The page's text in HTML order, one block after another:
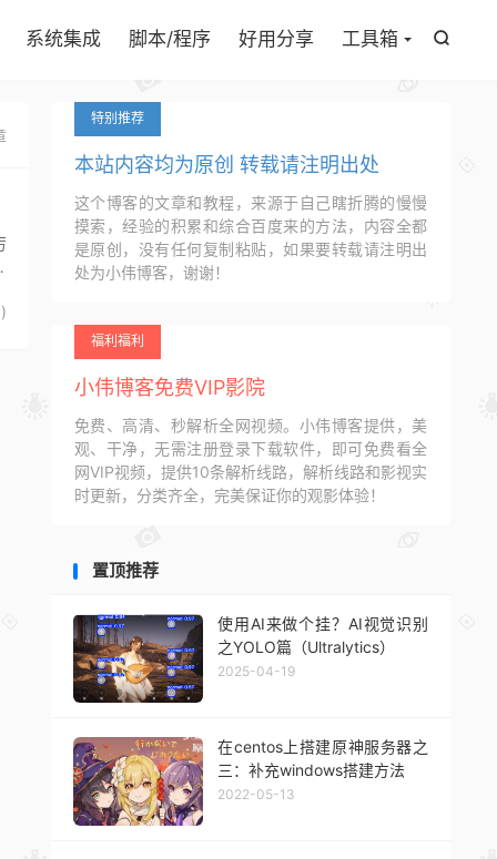

系统集成 脚本/程序 好用分享 工具箱
)
特别推荐
本站内容均为原创 转载请注明出处
这个博客的文章和教程，来源于自己瞎折腾的慢慢
摸索，经验的积累和综合百度来的方法，内容全都
是原创，没有任何复制粘贴，如果要转载请注明出
处为小伟博客，谢谢！
福利福利
小伟博客免费VIP影院
免费、高清、秒解析全网视频。小伟博客提供，美
观、干净，无需注册登录下载软件，即可免费看全
网VIP视频，提供10条解析线路，解析线路和影视实
时更新，分类齐全，完美保证你的观影体验！
置顶推荐
使用AI来做个挂？AI视觉识别
之YOLO篇（Ultralytics）
2025-04-19
在centos上搭建原神服务器之
三：补充windows搭建方法
2022-05-13